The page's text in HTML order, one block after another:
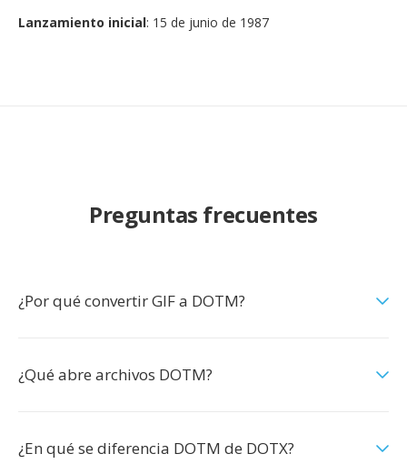
Lanzamiento inicial: 15 de junio de 1987
Preguntas frecuentes
¿Por qué convertir GIF a DOTM?
¿Qué abre archivos DOTM?
¿En qué se diferencia DOTM de DOTX?